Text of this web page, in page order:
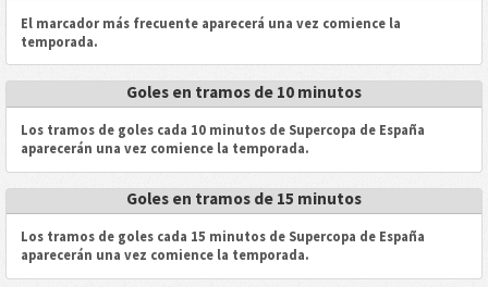
El marcador más frecuente aparecerá una vez comience la
temporada.
Goles en tramos de 10 minutos
Los tramos de goles cada 10 minutos de Supercopa de España
aparecerán una vez comience la temporada.
Goles en tramos de 15 minutos
Los tramos de goles cada 15 minutos de Supercopa de España
aparecerán una vez comience la temporada.